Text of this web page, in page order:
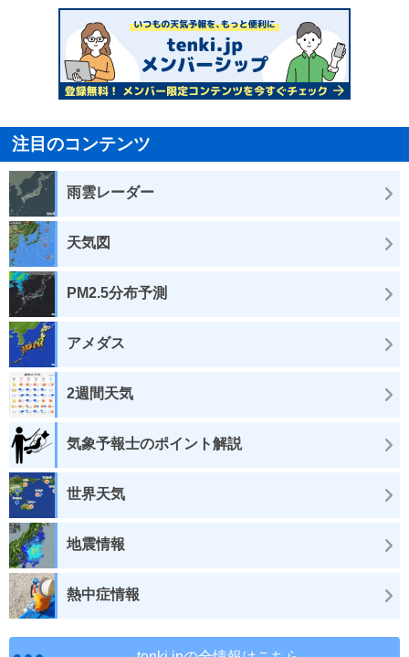
注目のコンテンツ
雨雲レーダー
天気図
PM2.5分布予測
アメダス
2週間天気
気象予報士のポイント解説
世界天気
地震情報
熱中症情報